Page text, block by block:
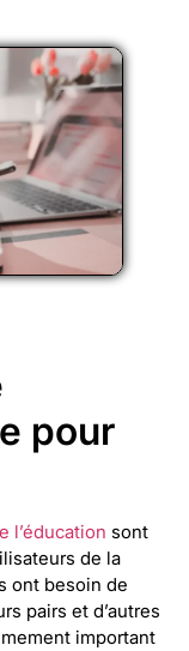
pour
l’éducation sont
de la
ont besoin de
pairs et d’autres
important